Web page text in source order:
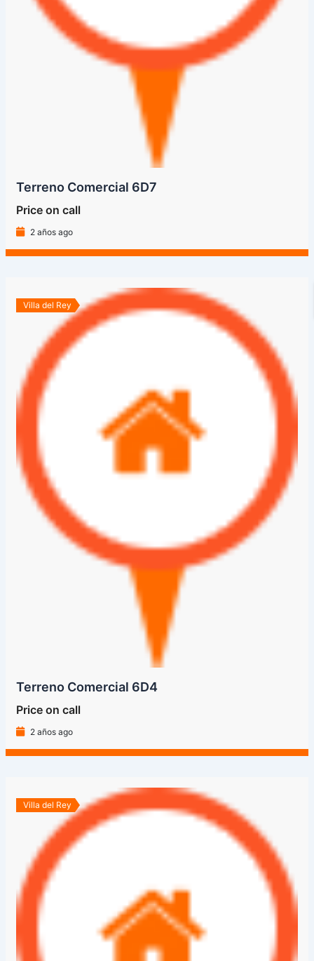
Terreno Comercial 6D7
Price on call
2 años ago
Villa del Rey
Terreno Comercial 6D4
Price on call
2 años ago
Villa del Rey